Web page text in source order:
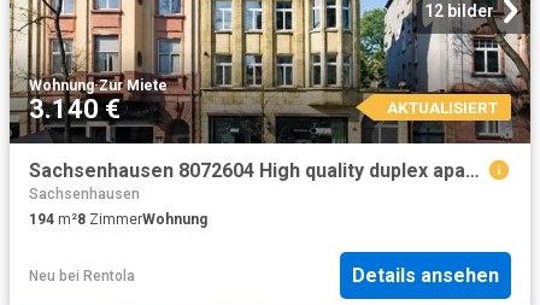
12 bilder
Wohnung·Zur Miete
3.140 € AKTUALISIERT
Sachsenhausen 8072604 High quality duplex apartment in a historic building in a prime residential neighborhood
Sachsenhausen
194 m²8 ZimmerWohnung
Neu bei Rentola Details ansehen